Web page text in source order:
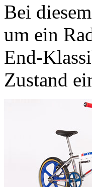
Bei
um ein
End-
Zustand